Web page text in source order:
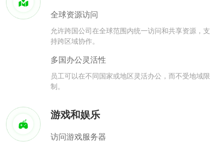
全球资源访问
允许跨国公司在全球范围内统一访问和共享资源，支
持跨区域协作。
多国办公灵活性
员工可以在不同国家或地区灵活办公，而不受地域限
制。
游戏和娱乐
访问游戏服务器